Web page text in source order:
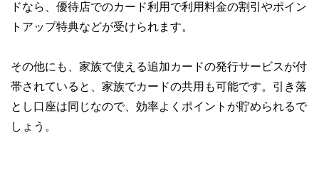
ドなら、優待店でのカード利用で利用料金の割引やポイン
トアップ特典などが受けられます。
その他にも、家族で使える追加カードの発行サービスが付
帯されていると、家族でカードの共用も可能です。引き落
とし口座は同じなので、効率よくポイントが貯められるで
しょう。